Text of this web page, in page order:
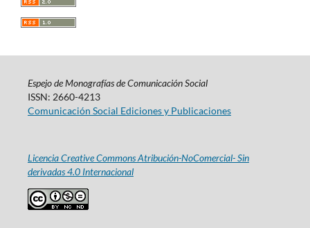
Espejo de Monografías de Comunicación Social
ISSN: 2660-4213
Comunicación Social Ediciones y Publicaciones
Licencia Creative Commons Atribución-NoComercial- Sin
derivadas 4.0 Internacional